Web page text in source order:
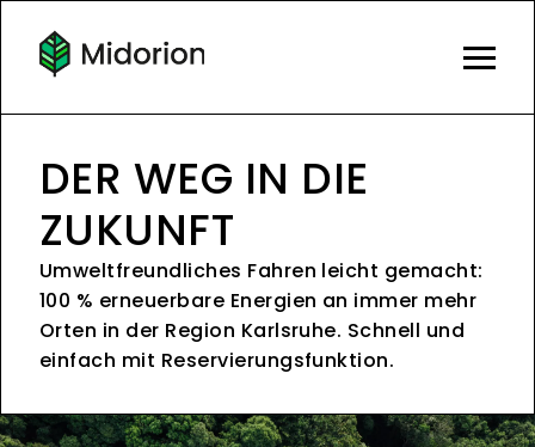
DER WEG IN DIE
ZUKUNFT
Umweltfreundliches Fahren leicht gemacht:
100 % erneuerbare Energien an immer mehr
Orten in der Region Karlsruhe. Schnell und
einfach mit Reservierungsfunktion.